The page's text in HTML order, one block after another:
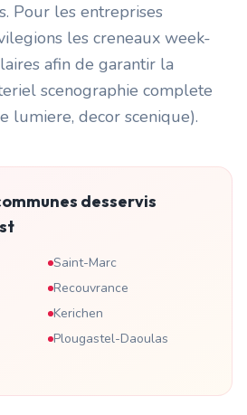
Pour les entreprises
les creneaux week-
afin de garantir la
scenographie complete
lumiere, decor scenique).
desservis
Saint-Marc
Recouvrance
Kerichen
Plougastel-Daoulas